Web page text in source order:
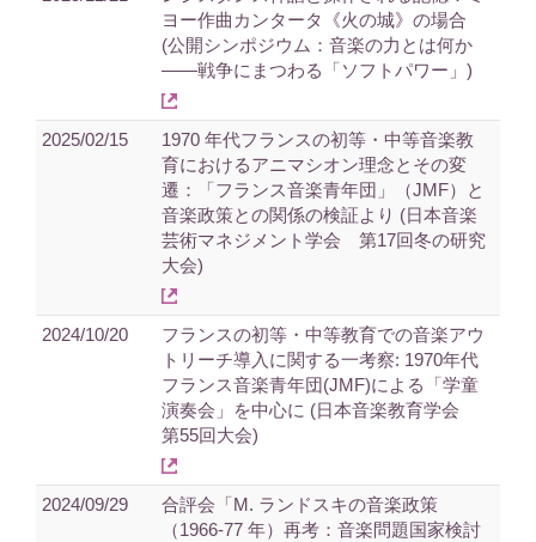
ヨー作曲カンタータ《火の城》の場合
(公開シンポジウム：音楽の力とは何か
――戦争にまつわる「ソフトパワー」)
2025/02/15
1970 年代フランスの初等・中等音楽教
育におけるアニマシオン理念とその変
遷：「フランス音楽青年団」（JMF）と
音楽政策との関係の検証より (日本音楽
芸術マネジメント学会 第17回冬の研究
大会)
2024/10/20
フランスの初等・中等教育での音楽アウ
トリーチ導入に関する一考察: 1970年代
フランス音楽青年団(JMF)による「学童
演奏会」を中心に (日本音楽教育学会
第55回大会)
2024/09/29
合評会「M. ランドスキの音楽政策
（1966-77 年）再考：音楽問題国家検討